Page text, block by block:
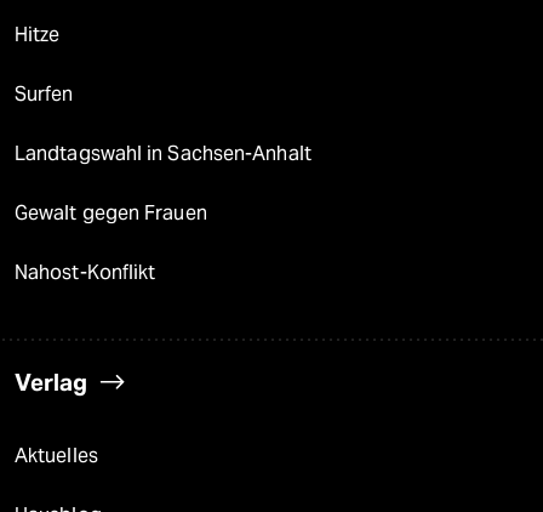
Hitze
Surfen
Landtagswahl in Sachsen-Anhalt
Gewalt gegen Frauen
Nahost-Konflikt
Verlag
Aktuelles